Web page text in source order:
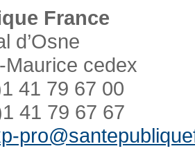
France
d’Osne
Maurice cedex
41 79 67 00
41 79 67 67